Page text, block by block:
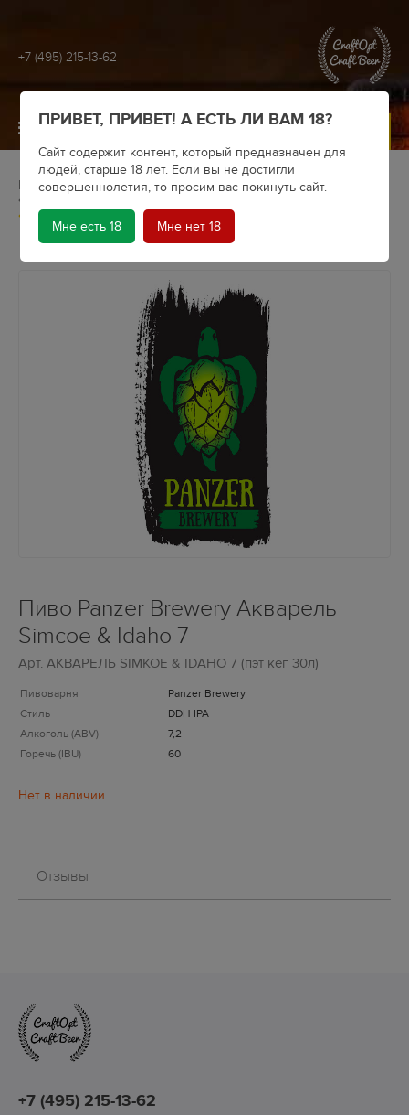
+7 (495) 215-13-62
МЕНЮ
Главная Крафтовое пиво
Пивоварни
Пиво Panzer Brewery Акварель Simcoe & Idaho 7
Пиво Panzer Brewery Акварель
Simcoe & Idaho 7
Арт. АКВАРЕЛЬ SIMKOE & IDAHO 7 (пэт кег 30л)
Пивоварня
Panzer Brewery
Стиль
DDH IPA
Алкоголь (ABV)
7,2
Горечь (IBU)
60
Отзывы
+7 (495) 215-13-62
ПРИВЕТ, ПРИВЕТ! А ЕСТЬ ЛИ ВАМ 18?
Сайт содержит контент, который предназначен для
людей, старше 18 лет. Если вы не достигли
совершеннолетия, то просим вас покинуть сайт.
Мне есть 18 Мне нет 18